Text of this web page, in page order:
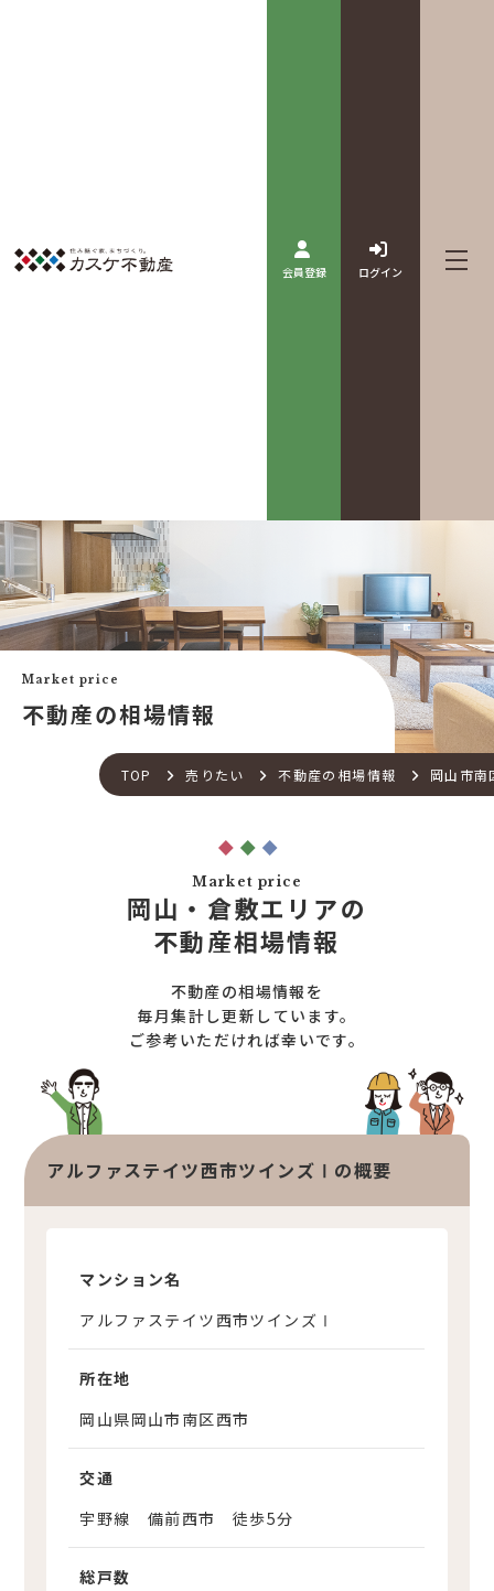
会員登録 ログイン
カスケって？
カスケホームグループ
買いたい
中古×RF(リノベ)
新築建売購入サポート
不動産流通の仕組み
住宅ローンサポート
住宅売却サポート
不動産売却サポート
査定依頼
不動産の相場情報
不動産を探す
物件検索
お客様の声
みんなの不動産小話
中古リフォーム事例
店舗紹介
スタッフ紹介
お知らせ一覧
不動産コラム
オンライン相談サービス
TOP 売りたい 不動産の相場情報 岡山市南
Market price
不動産の相場情報
Market price
岡山・倉敷エリアの
不動産相場情報
不動産の相場情報を
毎月集計し更新しています。
ご参考いただければ幸いです。
アルファステイツ西市ツインズⅠの概要
マンション名
アルファステイツ西市ツインズⅠ
所在地
岡山県岡山市南区西市
交通
宇野線 備前西市 徒歩5分
総戸数